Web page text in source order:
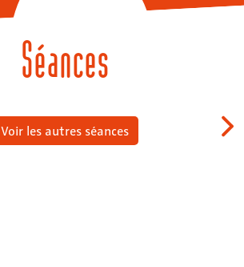
Séances
Voir les autres séances